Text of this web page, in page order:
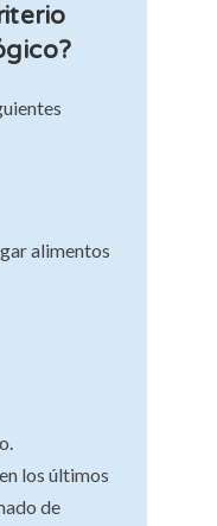
alimentos
los últimos
de